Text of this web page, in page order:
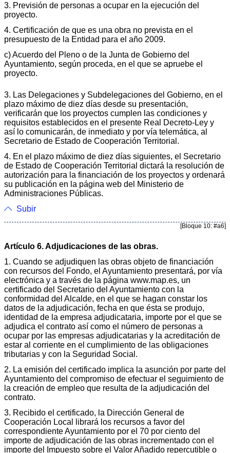
3. Previsión de personas a ocupar en la ejecución del
proyecto.
4. Certificación de que es una obra no prevista en el
presupuesto de la Entidad para el año 2009.
c) Acuerdo del Pleno o de la Junta de Gobierno del
Ayuntamiento, según proceda, en el que se apruebe el
proyecto.
3. Las Delegaciones y Subdelegaciones del Gobierno, en el
plazo máximo de diez días desde su presentación,
verificarán que los proyectos cumplen las condiciones y
requisitos establecidos en el presente Real Decreto-Ley y
así lo comunicarán, de inmediato y por vía telemática, al
Secretario de Estado de Cooperación Territorial.
4. En el plazo máximo de diez días siguientes, el Secretario
de Estado de Cooperación Territorial dictará la resolución de
autorización para la financiación de los proyectos y ordenará
su publicación en la página web del Ministerio de
Administraciones Públicas.
Subir
[Bloque 10: #a6]
Artículo 6. Adjudicaciones de las obras.
1. Cuando se adjudiquen las obras objeto de financiación
con recursos del Fondo, el Ayuntamiento presentará, por vía
electrónica y a través de la página www.map.es, un
certificado del Secretario del Ayuntamiento con la
conformidad del Alcalde, en el que se hagan constar los
datos de la adjudicación, fecha en que ésta se produjo,
identidad de la empresa adjudicataria, importe por el que se
adjudica el contrato así como el número de personas a
ocupar por las empresas adjudicatarias y la acreditación de
estar al corriente en el cumplimiento de las obligaciones
tributarias y con la Seguridad Social.
2. La emisión del certificado implica la asunción por parte del
Ayuntamiento del compromiso de efectuar el seguimiento de
la creación de empleo que resulta de la adjudicación del
contrato.
3. Recibido el certificado, la Dirección General de
Cooperación Local librará los recursos a favor del
correspondiente Ayuntamiento por el 70 por ciento del
importe de adjudicación de las obras incrementado con el
importe del Impuesto sobre el Valor Añadido repercutible o